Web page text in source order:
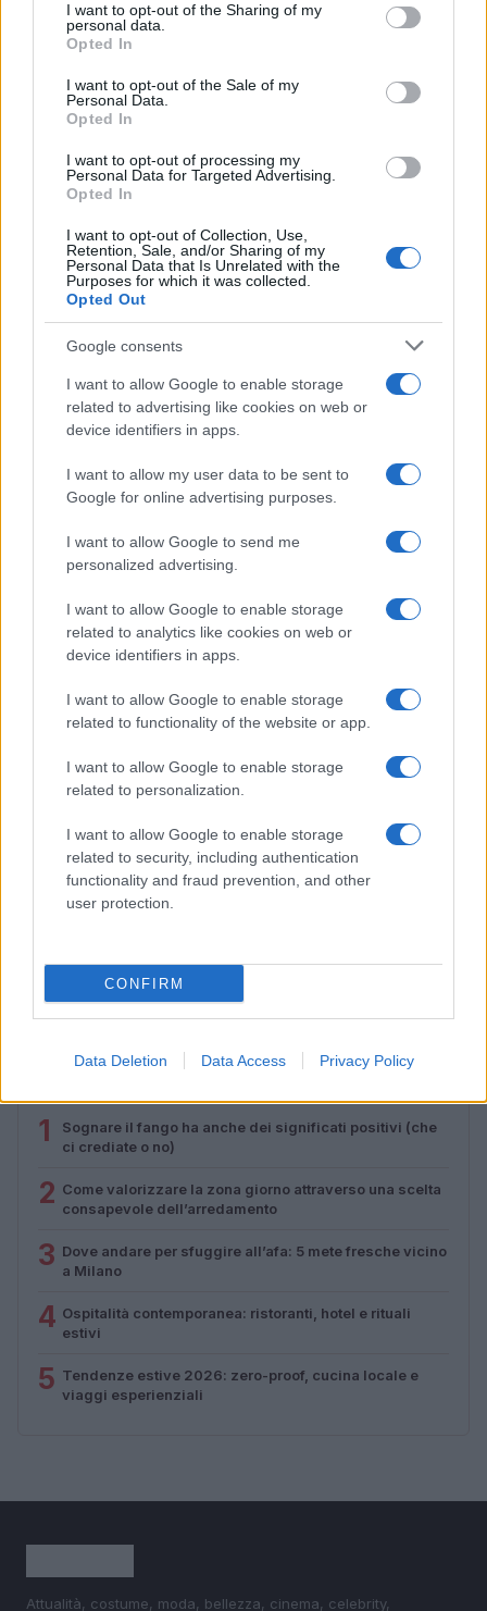
not limited to your visit or usage behaviour. You may click to
grant or deny consent to Google and its third-party tags to
use your data for below specified purposes in below Google
consent section.
I want to opt-out of the Sharing of my
personal data.
Opted In
I want to opt-out of the Sale of my
Personal Data.
Opted In
I want to opt-out of processing my
Personal Data for Targeted Advertising.
Opted In
I want to opt-out of Collection, Use,
Retention, Sale, and/or Sharing of my
Personal Data that Is Unrelated with the
Purposes for which it was collected.
Opted Out
Google consents
I want to allow Google to enable storage
related to advertising like cookies on web or
device identifiers in apps.
I want to allow my user data to be sent to
Google for online advertising purposes.
I want to allow Google to send me
personalized advertising.
I want to allow Google to enable storage
related to analytics like cookies on web or
device identifiers in apps.
I want to allow Google to enable storage
related to functionality of the website or app.
I want to allow Google to enable storage
related to personalization.
I want to allow Google to enable storage
related to security, including authentication
functionality and fraud prevention, and other
user protection.
CONFIRM
Data Deletion Data Access Privacy Policy
Bard e gli eventi imperdibili in Italia
Cristian Castiglioni · 7 Ago 2026
LIFESTYLE
Le nuove Havaianas Kitten Heel debuttano a
Copenhagen: un mix di comfort e stile
LIFESTYLE
abbigliamento fresco e professionale
Cristian Castiglioni · 7 Ago 2026
1
Sognare il fango ha anche dei significati positivi (che
ci crediate o no)
2 Come valorizzare la zona giorno attraverso una scelta
consapevole dell’arredamento
3 Dove andare per sfuggire all’afa: 5 mete fresche vicino
a Milano
4 Ospitalità contemporanea: ristoranti, hotel e rituali
estivi
5 Tendenze estive 2026: zero-proof, cucina locale e
viaggi esperienziali
Attualità, costume, moda, bellezza, cinema, celebrity,